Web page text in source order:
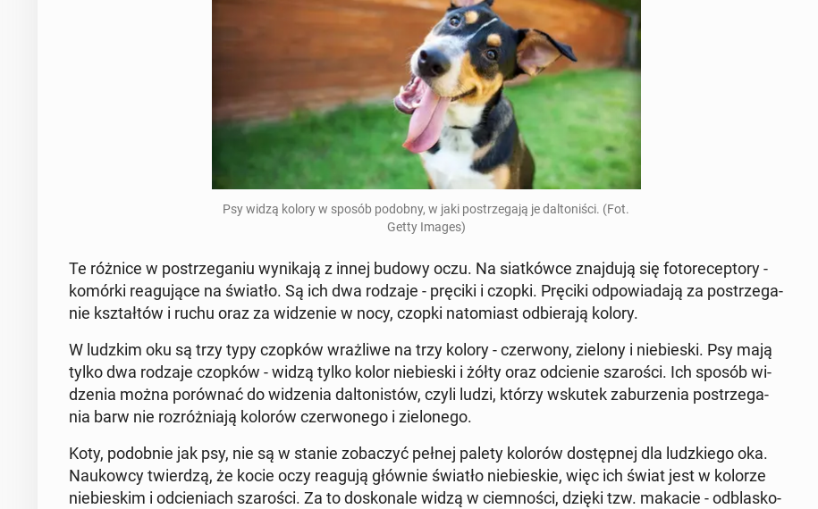
Psy widzą kolory w sposób podobny, w jaki po­strze­ga­ją je dal­to­ni­ści. (Fot.
Getty Images)
Te różnice w po­strze­ga­niu wy­ni­ka­ją z innej budowy oczu. Na siat­ków­ce znaj­du­ją się fo­to­re­cep­to­ry -
komórki re­agu­ją­ce na światło. Są ich dwa rodzaje - pręciki i czopki. Pręciki od­po­wia­da­ją za po­strze­ga­
nie kształ­tów i ruchu oraz za wi­dze­nie w nocy, czopki na­to­miast od­bie­ra­ją kolory.
W ludzkim oku są trzy typy czopków wraż­li­we na trzy kolory - czer­wo­ny, zielony i nie­bie­ski. Psy mają
tylko dwa rodzaje czopków - widzą tylko kolor nie­bie­ski i żółty oraz od­cie­nie sza­ro­ści. Ich sposób wi­
dze­nia można po­rów­nać do wi­dze­nia dal­to­ni­stów, czyli ludzi, którzy wskutek za­bu­rze­nia po­strze­ga­
nia barw nie roz­róż­nia­ją kolorów czer­wo­ne­go i zie­lo­ne­go.
Koty, po­dob­nie jak psy, nie są w stanie zo­ba­czyć pełnej palety kolorów do­stęp­nej dla ludz­kie­go oka.
Na­ukow­cy twier­dzą, że kocie oczy reagują głównie światło nie­bie­skie, więc ich świat jest w kolorze
nie­bie­skim i od­cie­niach sza­ro­ści. Za to do­sko­na­le widzą w ciem­no­ści, dzięki tzw. makacie - od­bla­sko­